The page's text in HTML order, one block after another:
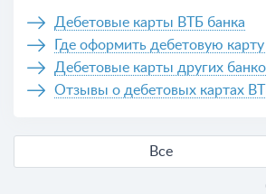
банковской карты ВТБ банка не
нужно только оставить заявку на
обратиться в отделение банка.
Дебетовые карты ВТБ банка
Где оформить дебетовую
Дебетовые карты других
Отзывы о дебетовых картах
Все